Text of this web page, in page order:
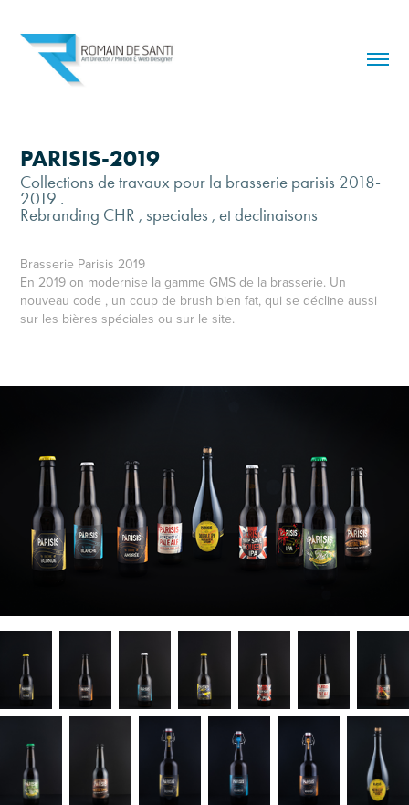
PARISIS-2019
Collections de travaux pour la brasserie parisis 2018-
2019 .
Rebranding CHR , speciales , et declinaisons
Brasserie Parisis 2019
En 2019 on modernise la gamme GMS de la brasserie. Un
nouveau code , un coup de brush bien fat, qui se décline aussi
sur les bières spéciales ou sur le site.